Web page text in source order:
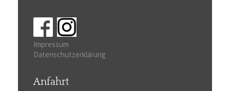
Impressum
Datenschutzerklärung
Anfahrt